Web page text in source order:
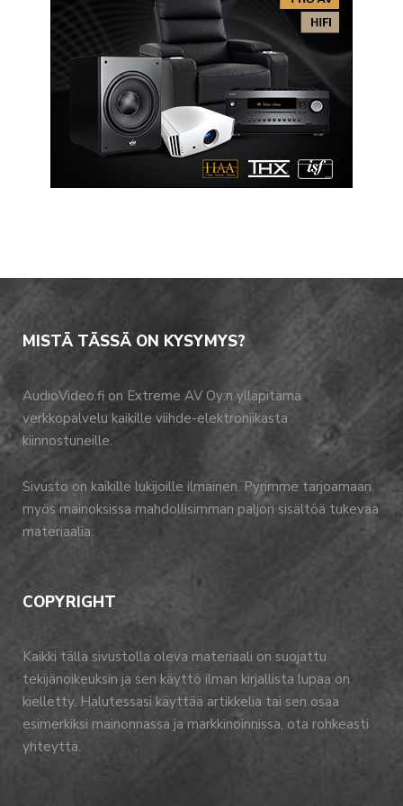
MISTÄ TÄSSÄ ON KYSYMYS?
AudioVideo.fi on Extreme AV Oy:n ylläpitämä
verkkopalvelu kaikille viihde-elektroniikasta
kiinnostuneille.
Sivusto on kaikille lukijoille ilmainen. Pyrimme tarjoamaan
myös mainoksissa mahdollisimman paljon sisältöä tukevaa
materiaalia.
COPYRIGHT
Kaikki tällä sivustolla oleva materiaali on suojattu
tekijänoikeuksin ja sen käyttö ilman kirjallista lupaa on
kielletty. Halutessasi käyttää artikkelia tai sen osaa
esimerkiksi mainonnassa ja markkinoinnissa, ota rohkeasti
yhteyttä.